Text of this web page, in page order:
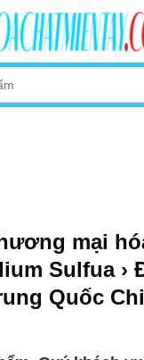
mại
Sulfua ›
Quốc